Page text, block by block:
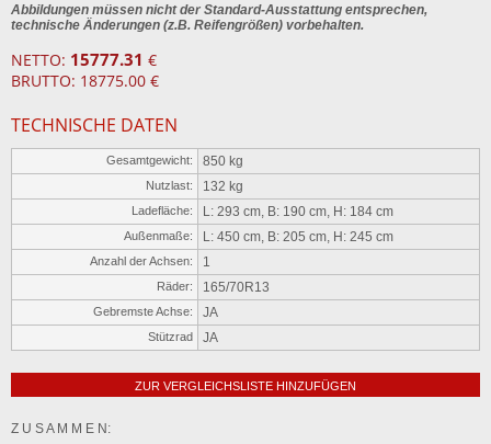
Abbildungen müssen nicht der Standard-Ausstattung entsprechen,
technische Änderungen (z.B. Reifengrößen) vorbehalten.
NETTO: 15777.31 €
BRUTTO: 18775.00 €
TECHNISCHE DATEN
Gesamtgewicht: 850 kg
Nutzlast: 132 kg
Ladefläche: L: 293 cm, B: 190 cm, H: 184 cm
Außenmaße: L: 450 cm, B: 205 cm, H: 245 cm
Anzahl der Achsen: 1
Räder: 165/70R13
Gebremste Achse: JA
Stützrad JA
ZUR VERGLEICHSLISTE HINZUFÜGEN
Z U S A M M E N: